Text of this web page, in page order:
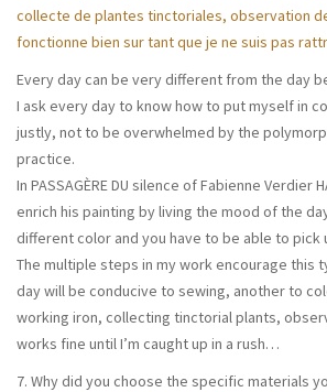
collecte de plantes tinctoriales, observation
fonctionne bien sur tant que je ne suis pas
Every day can be very different from the day
I ask every day to know how to put myself in
justly, not to be overwhelmed by the
practice.
In PASSAGÈRE DU silence of Fabienne Verdier
enrich his painting by living the mood of the
different color and you have to be able to pick
The multiple steps in my work encourage this
day will be conducive to sewing, another to
working iron, collecting tinctorial plants,
works fine until I’m caught up in a rush…
7. Why did you choose the specific materials